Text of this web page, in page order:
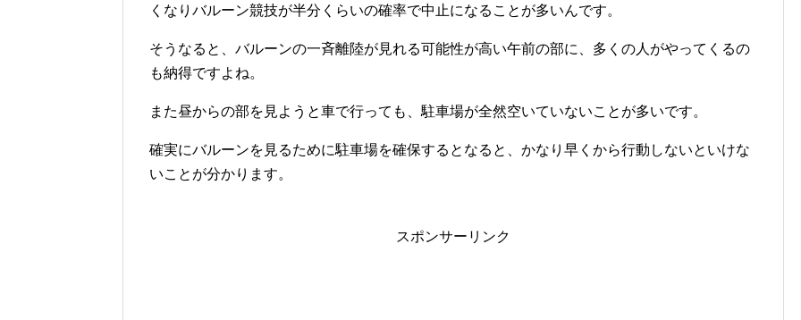
くなりバルーン競技が半分くらいの確率で中止になることが多いんです。
そうなると、バルーンの一斉離陸が見れる可能性が高い午前の部に、多くの人がやってくるの
も納得ですよね。
また昼からの部を見ようと車で行っても、駐車場が全然空いていないことが多いです。
確実にバルーンを見るために駐車場を確保するとなると、かなり早くから行動しないといけな
いことが分かります。
スポンサーリンク